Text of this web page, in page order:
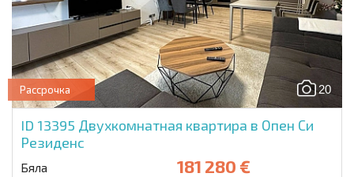
20
Рассрочка
ID 13395 Двухкомнатная квартира в Опен Си
Резиденс
Бяла 181 280 €